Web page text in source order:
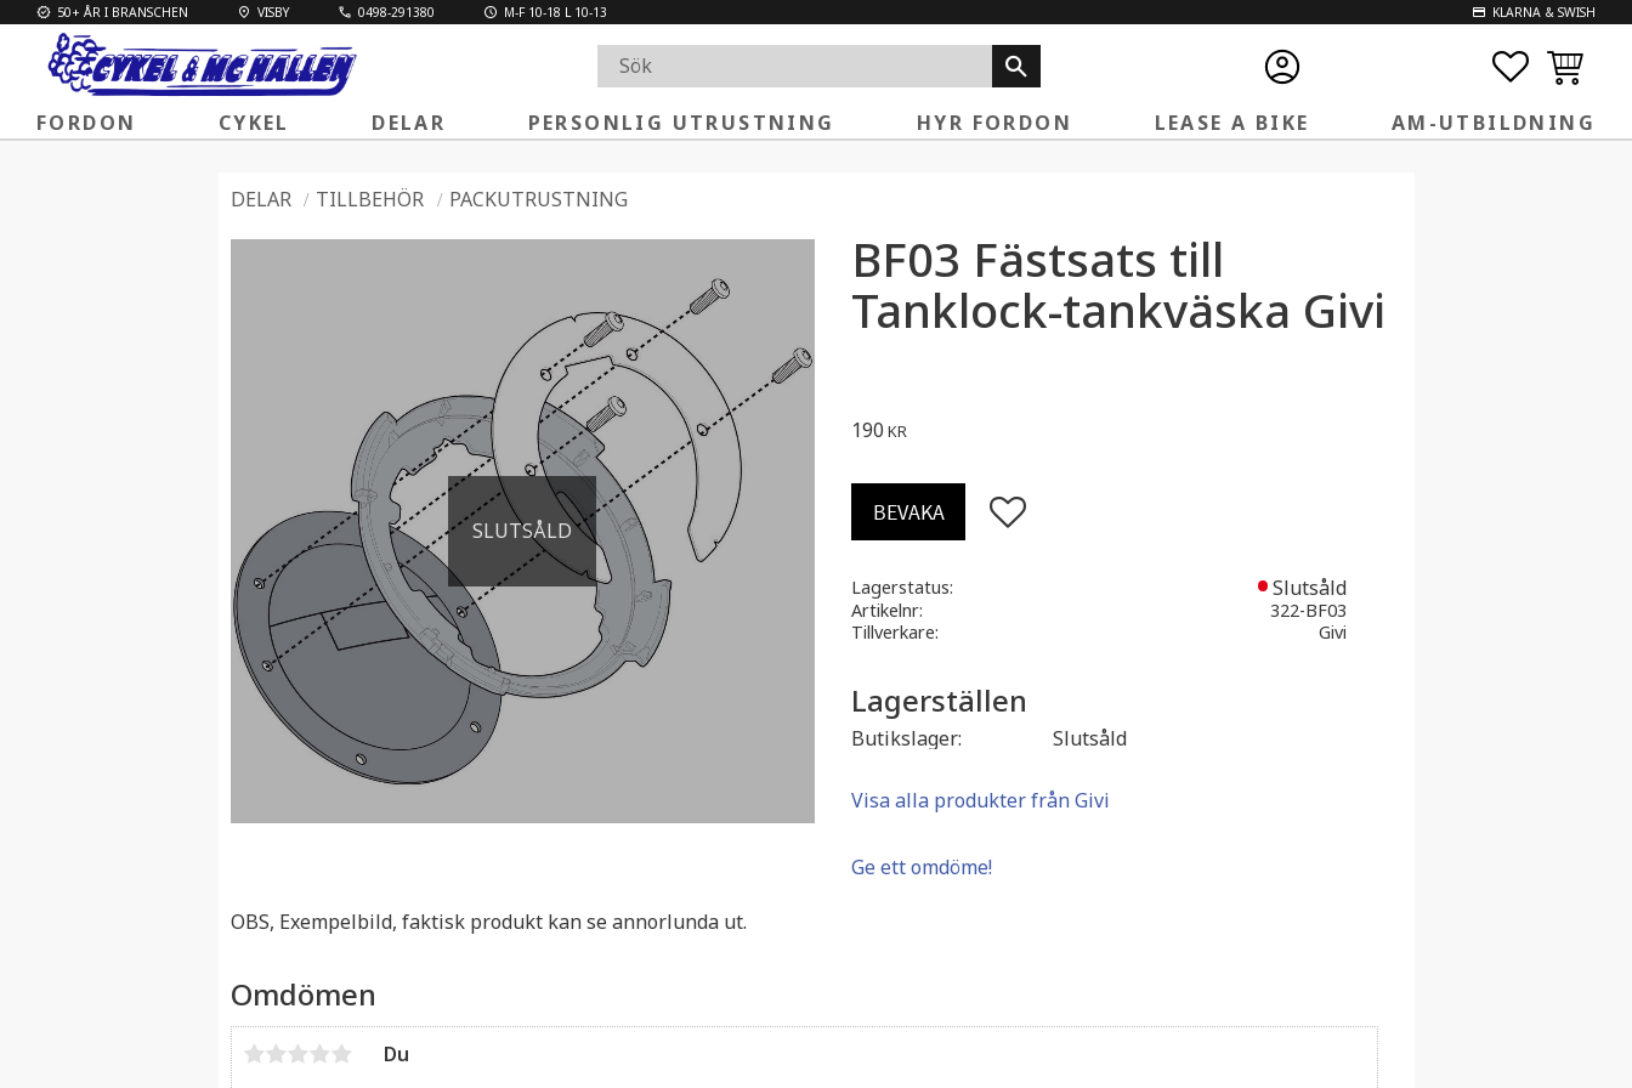
50+ ÅR I BRANSCHEN VISBY 0498-291380 M-F 10-18 L 10-13 KLARNA & SWISH
FORDON CYKEL DELAR PERSONLIG UTRUSTNING HYR FORDON LEASE A BIKE AM-UTBILDNING
DELAR TILLBEHÖR PACKUTRUSTNING
BF03 Fästsats till
Tanklock-tankväska Givi
SLUTSÅLD
190 KR
Lägg till i favoriter
BEVAKA
Lagerstatus Slutsåld
Artikelnr
322-BF03
Tillverkare
Givi
Lagerställen
Butikslager Slutsåld
Visa alla produkter från Givi
Ge ett omdöme!
OBS, Exempelbild, faktisk produkt kan se annorlunda ut.
Omdömen
Du